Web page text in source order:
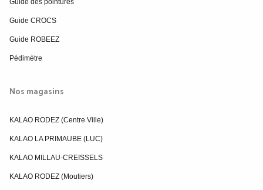
Guide des pointures
Guide CROCS
Guide ROBEEZ
Pédimètre
Nos magasins
KALAO RODEZ (Centre Ville)
KALAO LA PRIMAUBE (LUC)
KALAO MILLAU-CREISSELS
KALAO RODEZ (Moutiers)